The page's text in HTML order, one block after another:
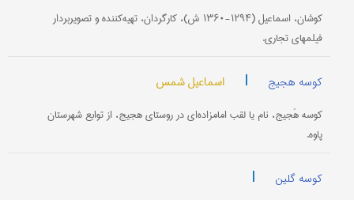
کوشان، اسماعیل (۱۲۹۴-۱۳۶۰ ش)، کارگردان، تهیه‌کننده و تصویربردار
فیلمهای تجاری.
کوسه هجیج | اسماعیل شمس
کوسه هَجیج، نام یا لقب امامزاده‌ای در روستای هجیج، از توابع شهرستان
پاوه.
کوسه گلین |